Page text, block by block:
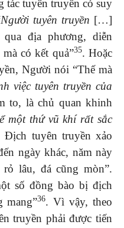
tác tuyên truyền có suy
Người tuyên truyền […]
địa phương, diễn
có kết quả”35. Hoặc
Người nói “Thế mà
việc tuyên truyền của
to, là chủ quan khinh
một thứ vũ khí rất sắc
Địch tuyên truyền xảo
ngày khác, năm này
lâu, đá cũng mòn”.
số đồng bào bị địch
mang”36. Vì vậy, theo
truyền phải được tiến